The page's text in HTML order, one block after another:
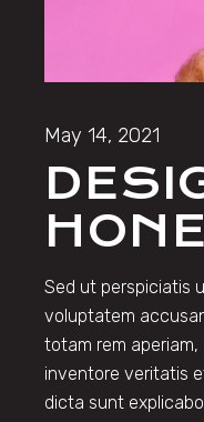
May 14, 2021
Sed ut perspiciatis
voluptatem
totam rem aperiam,
inventore veritatis
dicta sunt